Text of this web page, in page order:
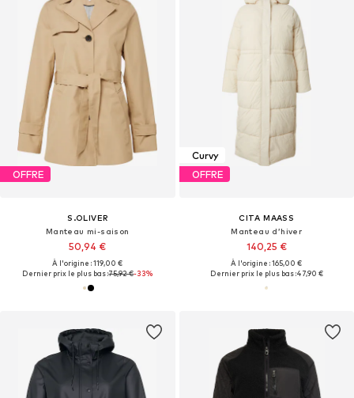
OFFRE
S.OLIVER
Manteau mi-saison
50,94 €
À l'origine : 119,00 €
Dernier prix le plus bas :75,92 €-33%
Curvy
OFFRE
CITA MAASS
Manteau d’hiver
140,25 €
À l'origine : 165,00 €
Dernier prix le plus bas :47,90 €